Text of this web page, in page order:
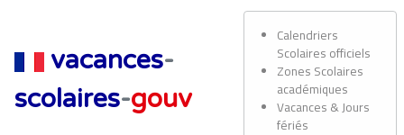
vacances-
scolaires-gouv
Calendriers
Scolaires officiels
Zones Scolaires
académiques
Vacances & Jours
fériés